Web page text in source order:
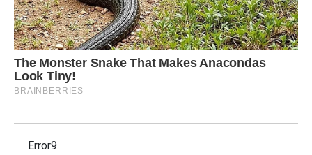
Error9